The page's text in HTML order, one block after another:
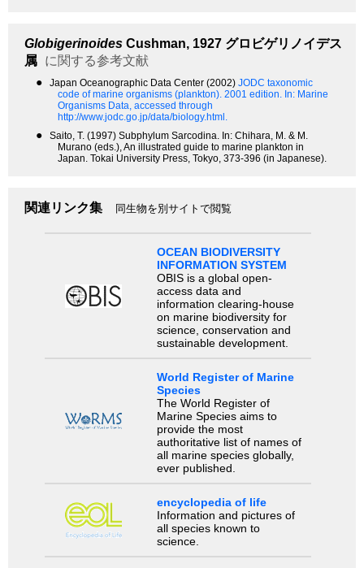
Globigerinoides Cushman, 1927 グロビゲリノイデス
属 に関する参考文献
● Japan Oceanographic Data Center (2002) JODC taxonomic
code of marine organisms (plankton). 2001 edition. In: Marine
Organisms Data, accessed through
http://www.jodc.go.jp/data/biology.html.
●
Saito, T. (1997) Subphylum Sarcodina. In: Chihara, M. & M.
Murano (eds.), An illustrated guide to marine plankton in
Japan. Tokai University Press, Tokyo, 373-396 (in Japanese).
関連リンク集 同生物を別サイトで閲覧
OCEAN BIODIVERSITY
INFORMATION SYSTEM
OBIS is a global open-
access data and
information clearing-house
on marine biodiversity for
science, conservation and
sustainable development.
World Register of Marine
Species
The World Register of
Marine Species aims to
provide the most
authoritative list of names of
all marine species globally,
ever published.
encyclopedia of life
Information and pictures of
all species known to
science.